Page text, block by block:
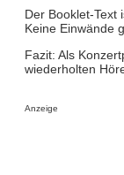
Der Booklet-Text
Keine Einwände
Fazit: Als
wiederholten
Anzeige